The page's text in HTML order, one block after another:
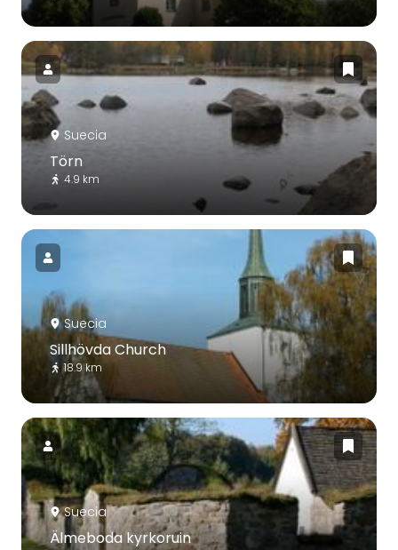
Suecia
Törn
4.9 km
Suecia
Sillhövda Church
18.9 km
Suecia
Älmeboda kyrkoruin